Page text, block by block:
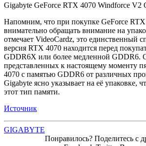
Gigabyte GeForce RTX 4070 Windforce V2
Напомним, что при покупке GeForce RTX
внимательно обращать внимание на
отмечает VideoCardz, это единственный
версия RTX 4070 находится перед
GDDR6X или более медленной GDDR6.
представленных к настоящему моменту
4070 с памятью GDDR6 от различных
Gigabyte ясно указывает на её упаковке,
этот тип памяти.
Источник
GIGABYTE
Понравилось? Поделитесь с